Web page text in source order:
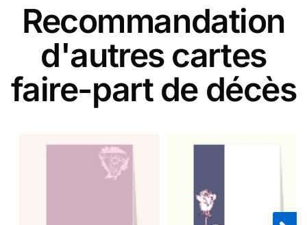
Recommandation
d'autres cartes
faire-part de décès